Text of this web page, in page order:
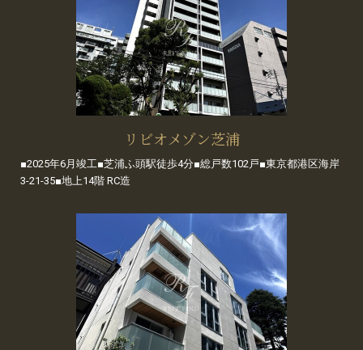
リビオメゾン芝浦
■2025年6月竣工■芝浦ふ頭駅徒歩4分■総戸数102戸■東京都港区海岸
3-21-35■地上14階 RC造